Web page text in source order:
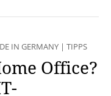
IN GERMANY | TIPPS
Office?